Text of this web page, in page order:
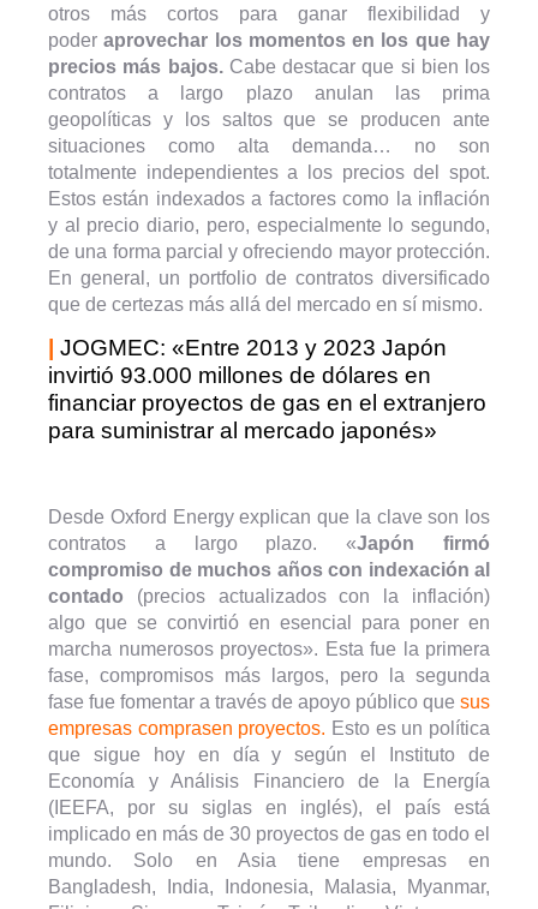
otros más cortos para ganar flexibilidad y
poderaprovechar los momentos en los que hay
precios más bajos. Cabe destacar que si bien los
contratos a largo plazo anulan las prima
geopolíticas y los saltos que se producen ante
situaciones como alta demanda… no son
totalmente independientes a los precios del spot.
Estos están indexados a factores como la inflación
y al precio diario, pero, especialmente lo segundo,
de una forma parcial y ofreciendo mayor protección.
En general, un portfolio de contratos diversificado
que de certezas más allá del mercado en sí mismo.
| JOGMEC: «Entre 2013 y 2023 Japón
invirtió 93.000 millones de dólares en
financiar proyectos de gas en el extranjero
para suministrar al mercado japonés»
Desde Oxford Energy explican que la clave son los
contratos a largo plazo. «Japón firmó
compromiso de muchos años con indexación al
contado (precios actualizados con la inflación)
algo que se convirtió en esencial para poner en
marcha numerosos proyectos». Esta fue la primera
fase, compromisos más largos, pero la segunda
fase fue fomentar a través de apoyo público que sus
empresas comprasen proyectos. Esto es un política
que sigue hoy en día y según el Instituto de
Economía y Análisis Financiero de la Energía
(IEEFA, por su siglas en inglés), el país está
implicado en más de 30 proyectos de gas en todo el
mundo. Solo en Asia tiene empresas en
Bangladesh, India, Indonesia, Malasia, Myanmar,